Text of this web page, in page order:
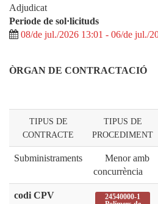
Adjudicat
Periode de sol·licituds
08/de jul./2026 13:01 - 06/de jul./
ÒRGAN DE CONTRACTACIÓ
TIPUS DE
CONTRACTE
TIPUS DE
PROCEDIMENT
Subministraments
Menor amb
concurrència
codi CPV
24540000-1